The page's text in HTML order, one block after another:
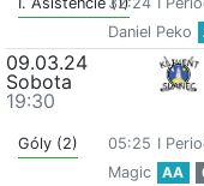
Daniel Peko
09.03.24
Sobota
19:30
Góly (2) 05:25 I
Magic
AA